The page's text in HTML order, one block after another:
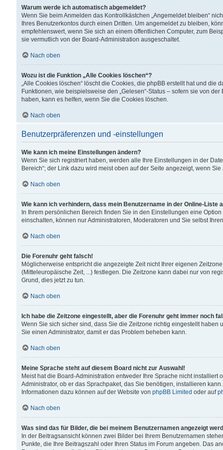
Warum werde ich automatisch abgemeldet?
Wenn Sie beim Anmelden das Kontrollkästchen „Angemeldet bleiben“
Ihres Benutzerkontos durch einen Dritten. Um angemeldet zu bleiben,
empfehlenswert, wenn Sie sich an einem öffentlichen Computer, zum
sie vermutlich von der Board-Administration ausgeschaltet.
Nach oben
Wozu ist die Funktion „Alle Cookies löschen“?
„Alle Cookies löschen“ löscht die Cookies, die phpBB erstellt hat und
Funktionen, wie beispielsweise den „Gelesen“-Status – sofern sie von
haben, kann es helfen, wenn Sie die Cookies löschen.
Nach oben
Benutzerpräferenzen und -einstellungen
Wie kann ich meine Einstellungen ändern?
Wenn Sie sich registriert haben, werden alle Ihre Einstellungen in der
Bereich“; der Link dazu wird meist oben auf der Seite angezeigt, wenn
Nach oben
Wie kann ich verhindern, dass mein Benutzername in der Online-Liste
In Ihrem persönlichen Bereich finden Sie in den Einstellungen eine
einschalten, können nur Administratoren, Moderatoren und Sie selbst
Nach oben
Die Forenuhr geht falsch!
Möglicherweise entspricht die angezeigte Zeit nicht Ihrer eigenen
(Mitteleuropäische Zeit, ...) festlegen. Die Zeitzone kann dabei nur von
Grund, dies jetzt zu tun.
Nach oben
Ich habe die Zeitzone eingestellt, aber die Forenuhr geht immer noch
Wenn Sie sich sicher sind, dass Sie die Zeitzone richtig eingestellt
Sie einen Administrator, damit er das Problem beheben kann.
Nach oben
Meine Sprache steht auf diesem Board nicht zur Auswahl!
Meist hat die Board-Administration entweder Ihre Sprache nicht
Administrator, ob er das Sprachpaket, das Sie benötigen, installieren
Informationen dazu können auf der Website von phpBB Limited oder auf
Nach oben
Was sind das für Bilder, die bei meinem Benutzernamen angezeigt
In der Beitragsansicht können zwei Bilder bei Ihrem Benutzernamen
Punkte, die Ihre Beitragszahl oder Ihren Status im Forum angeben. Das